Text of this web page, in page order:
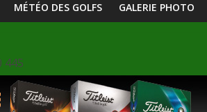
MÉTÉO DES GOLFS GALERIE PHOTO